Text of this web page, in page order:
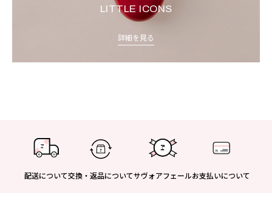
LITTLE ICONS
詳細を見る
配送について交換・返品についてサヴォアフェールお支払いについて